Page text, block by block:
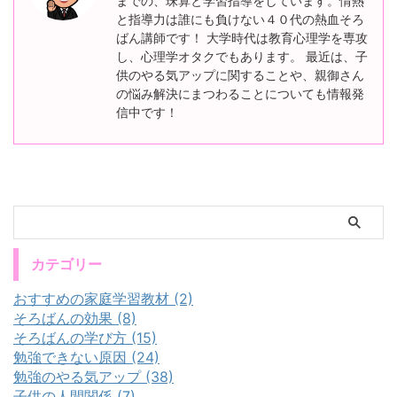
と指導力は誰にも負けない４０代の熱血そろ
ばん講師です！ 大学時代は教育心理学を専攻
し、心理学オタクでもあります。 最近は、子
供のやる気アップに関することや、親御さん
の悩み解決にまつわることについても情報発
信中です！
カテゴリー
おすすめの家庭学習教材 (2)
そろばんの効果 (8)
そろばんの学び方 (15)
勉強できない原因 (24)
勉強のやる気アップ (38)